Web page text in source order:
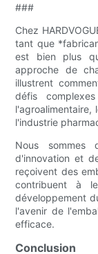
###
Chez
tant que
est bien plus
approche de
illustrent
défis
l'agroalimentaire,
l'industrie
Nous sommes
d'innovation et
reçoivent des
contribuent à
développement
l'avenir de
efficace.
Conclusion